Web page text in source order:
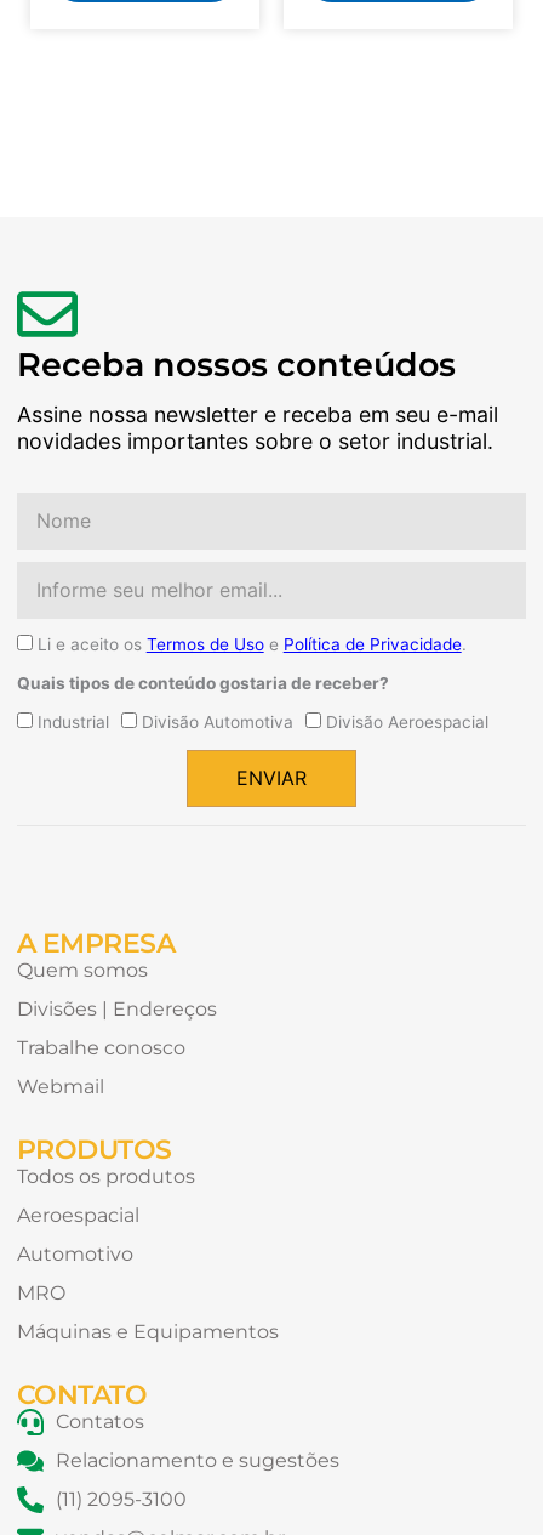
Receba nossos conteúdos
Assine nossa newsletter e receba em seu e-mail
novidades importantes sobre o setor industrial.
AceiteLi e aceito os Termos de Usoe Política de Privacidade.
Quais tipos de conteúdo gostaria de receber?
QuaisIndustrial Divisão Automotiva Divisão Aeroespacial
ENVIAR
A EMPRESA
Quem somos
Divisões | Endereços
Trabalhe conosco
Webmail
PRODUTOS
Todos os produtos
Aeroespacial
Automotivo
MRO
Máquinas e Equipamentos
CONTATO
Contatos
Relacionamento e sugestões
(11) 2095-3100